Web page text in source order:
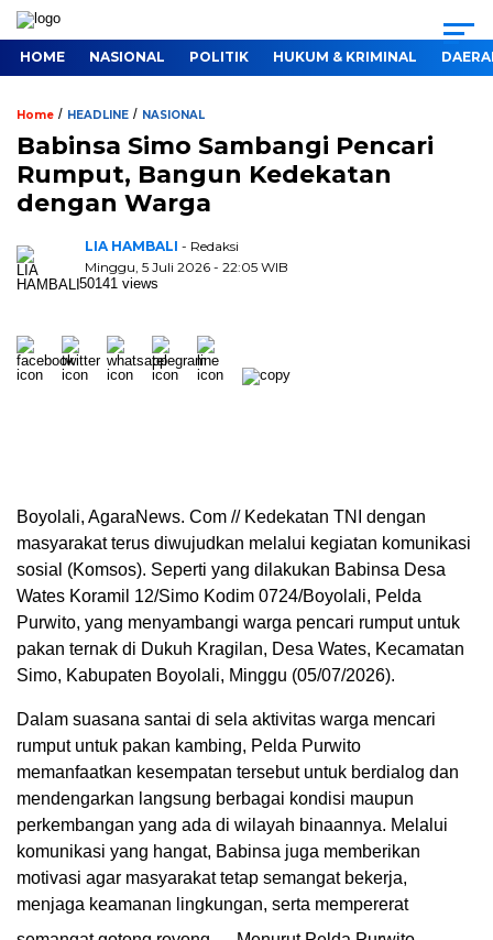
HOME NASIONAL POLITIK HUKUM & KRIMINAL
Home / HEADLINE / NASIONAL
Babinsa Simo Sambangi Pencari
Rumput, Bangun Kedekatan
dengan Warga
LIA HAMBALI - Redaksi
Minggu, 5 Juli 2026 - 22:05 WIB
50141 views
Boyolali, AgaraNews. Com // Kedekatan TNI dengan
masyarakat terus diwujudkan melalui kegiatan komunikasi
sosial (Komsos). Seperti yang dilakukan Babinsa Desa
Wates Koramil 12/Simo Kodim 0724/Boyolali, Pelda
Purwito, yang menyambangi warga pencari rumput untuk
pakan ternak di Dukuh Kragilan, Desa Wates, Kecamatan
Simo, Kabupaten Boyolali, Minggu (05/07/2026).
Dalam suasana santai di sela aktivitas warga mencari
rumput untuk pakan kambing, Pelda Purwito
memanfaatkan kesempatan tersebut untuk berdialog dan
mendengarkan langsung berbagai kondisi maupun
perkembangan yang ada di wilayah binaannya. Melalui
komunikasi yang hangat, Babinsa juga memberikan
motivasi agar masyarakat tetap semangat bekerja,
menjaga keamanan lingkungan, serta mempererat